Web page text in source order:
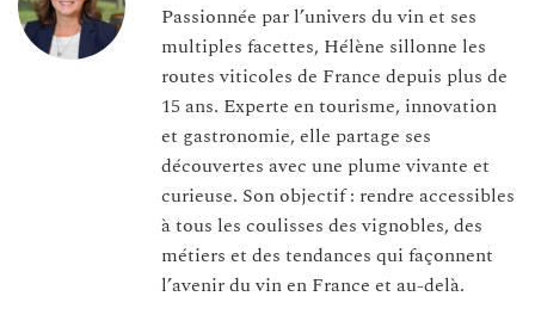
Passionnée par l’univers du vin et ses
multiples facettes, Hélène sillonne les
routes viticoles de France depuis plus de
15 ans. Experte en tourisme, innovation
et gastronomie, elle partage ses
découvertes avec une plume vivante et
curieuse. Son objectif : rendre accessibles
à tous les coulisses des vignobles, des
métiers et des tendances qui façonnent
l’avenir du vin en France et au-delà.